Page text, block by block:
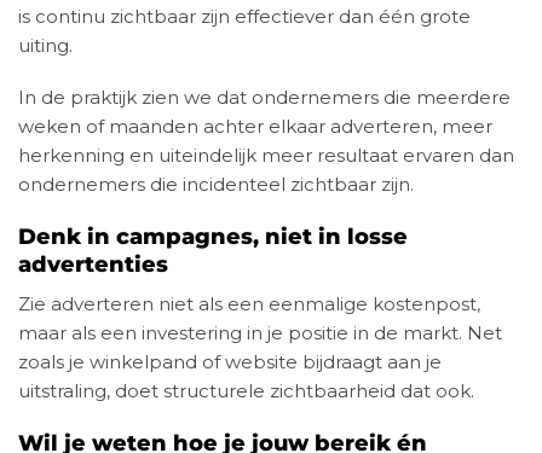
is continu zichtbaar zijn effectiever dan één grote
uiting.
In de praktijk zien we dat ondernemers die meerdere
weken of maanden achter elkaar adverteren, meer
herkenning en uiteindelijk meer resultaat ervaren dan
ondernemers die incidenteel zichtbaar zijn.
Denk in campagnes, niet in losse
advertenties
Zie adverteren niet als een eenmalige kostenpost,
maar als een investering in je positie in de markt. Net
zoals je winkelpand of website bijdraagt aan je
uitstraling, doet structurele zichtbaarheid dat ook.
Wil je weten hoe je jouw bereik én